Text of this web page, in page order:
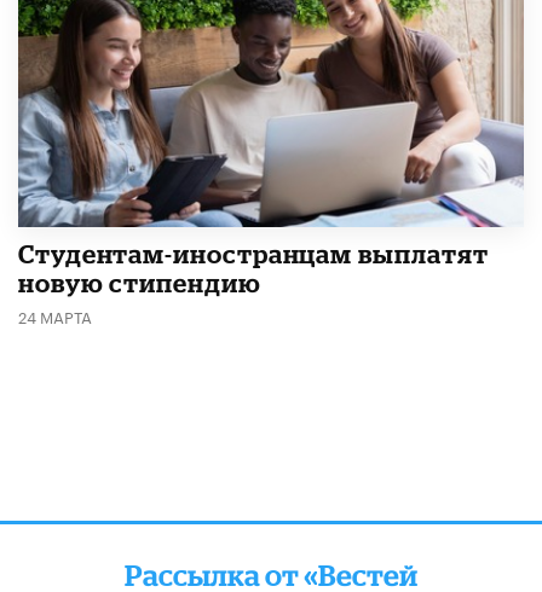
Студентам-иностранцам выплатят
новую стипендию
24 МАРТА
Рассылка от «Вестей